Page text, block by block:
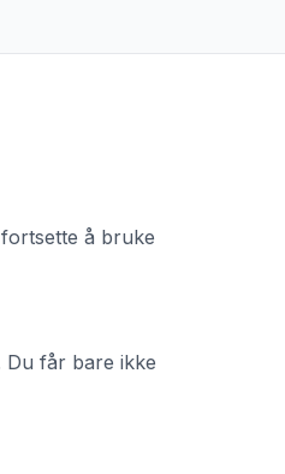
å bruke
Du får bare ikke